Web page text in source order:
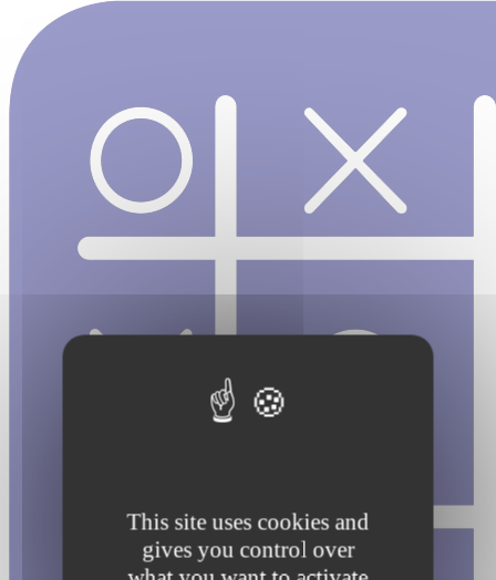
This site uses cookies and
gives you control over